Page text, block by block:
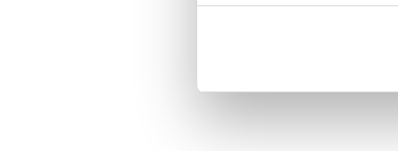
Customized front and black
Three handy card slots on the
Pocket inside, which is ideal for